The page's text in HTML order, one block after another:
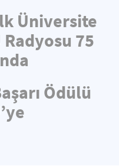
Üniversite
75
Ödülü